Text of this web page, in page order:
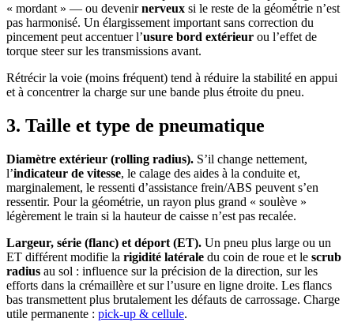
« mordant » — ou devenirnerveux si le reste de la géométrie n’est
pas harmonisé. Un élargissement important sans correction du
pincement peut accentuer l’usure bord extérieur ou l’effet de
torque steer sur les transmissions avant.
Rétrécir la voie (moins fréquent) tend à réduire la stabilité en appui
et à concentrer la charge sur une bande plus étroite du pneu.
3. Taille et type de pneumatique
Diamètre extérieur (rolling radius). S’il change nettement,
l’indicateur de vitesse, le calage des aides à la conduite et,
marginalement, le ressenti d’assistance frein/ABS peuvent s’en
ressentir. Pour la géométrie, un rayon plus grand « soulève »
légèrement le train si la hauteur de caisse n’est pas recalée.
Largeur, série (flanc) et déport (ET). Un pneu plus large ou un
ET différent modifie la rigidité latérale du coin de roue et le scrub
radius au sol : influence sur la précision de la direction, sur les
efforts dans la crémaillère et sur l’usure en ligne droite. Les flancs
bas transmettent plus brutalement les défauts de carrossage. Charge
utile permanente : pick-up & cellule.